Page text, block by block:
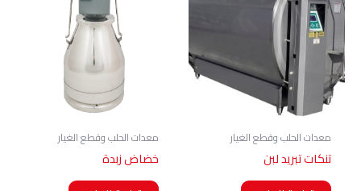
معدات الحلب وقطع الغيار
تنكات تبريد لبن
معدات الحلب وقطع الغيار
خضاض زبدة